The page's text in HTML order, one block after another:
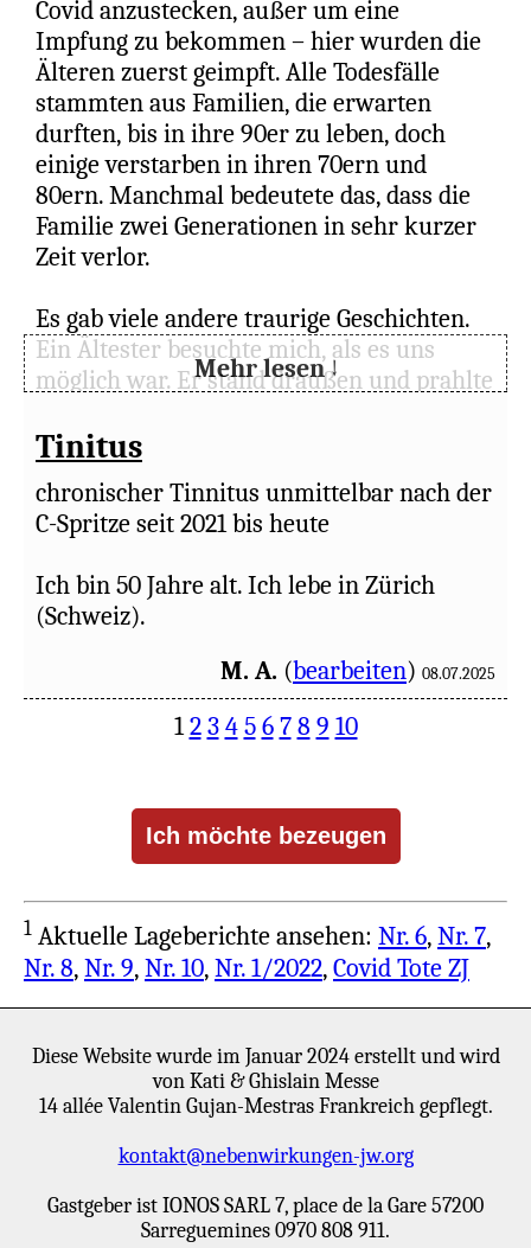
Ich bin 65 Jahre alt. Ich lebe in Crossville
(Vereinigte Staaten).
FASSUNGSLOS und WUTENTBRANNT !!!
(bearbeiten)10.07.2026
Covid anzustecken, außer um eine
Impfung zu bekommen – hier wurden die
Älteren zuerst geimpft. Alle Todesfälle
stammten aus Familien, die erwarten
durften, bis in ihre 90er zu leben, doch
einige verstarben in ihren 70ern und
80ern. Manchmal bedeutete das, dass die
Familie zwei Generationen in sehr kurzer
Zeit verlor.
Es gab viele andere traurige Geschichten.
Ein Ältester besuchte mich, als es uns
möglich war. Er stand draußen und prahlte
seien, er sehe kein Problem darin. Ich
da wir alle wussten, dass die Impfstoffe
nicht ohne Abtreibungen hergestellt
starke Unterstützung der Impfungen
durch die Gesellschaft nicht implizit eine
Unterstützung der Abtreibung sei. Er
schaute zu Boden und wollte nicht
einzige Weg, in der „Wahrheit“ zu bleiben,
darin bestehe, so wenig wie möglich zu
denken. Wie passt das dann zu Matthäus
22:37? „Jesus antwortete: ‚Du sollst den
Herrn, deinen Gott, lieben mit deinem
ganzen Herzen und mit deiner ganzen
Verstand ausschalten, nicht mehr anbeten?
Es gab einen Ältesten, der mich während
des gesamten Lockdowns anrief und tiefe
Weg äußerte, den die Gesellschaft
Mehr lesen ↓
Tinitus
chronischer Tinnitus unmittelbar nach der
C-Spritze seit 2021 bis heute
Ich bin 50 Jahre alt. Ich lebe in Zürich
(Schweiz).
M. A. (bearbeiten) 08.07.2025
12 3 4 5 6 7 8 9 10
1 Aktuelle Lageberichte ansehen: Nr. 6,Nr. 7,
Nr. 8,Nr. 9,Nr. 10,Nr. 1/2022,Covid Tote ZJ
Diese Website wurde im Januar 2024 erstellt und wird
von Kati & Ghislain Messe
14 allée Valentin Gujan-Mestras Frankreich gepflegt.
kontakt@nebenwirkungen-jw.org
Gastgeber ist IONOS SARL 7, place de la Gare 57200
Sarreguemines 0970 808 911.